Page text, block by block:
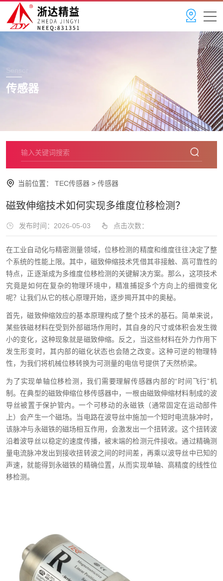
Sensor
传感器
当前位置： TEC传感器 > 传感器
磁致伸缩技术如何实现多维度位移检测？
发布时间：2026-05-03 点击次数：
在工业自动化与精密测量领域，位移检测的精度和维度往往决定了整
个系统的性能上限。其中，磁致伸缩技术凭借其非接触、高可靠性的
特点，正逐渐成为多维度位移检测的关键解决方案。那么，这项技术
究竟是如何在复杂的物理环境中，精准捕捉多个方向上的细微变化
呢？让我们从它的核心原理开始，逐步揭开其中的奥秘。
首先，磁致伸缩效应的基本原理构成了整个技术的基石。简单来说，
某些铁磁材料在受到外部磁场作用时，其自身的尺寸或体积会发生微
小的变化，这种现象就是磁致伸缩。反之，当这些材料在外力作用下
发生形变时，其内部的磁化状态也会随之改变。这种可逆的物理特
性，为我们将机械位移转换为可测量的电信号提供了天然桥梁。
为了实现单轴位移检测，我们需要理解传感器内部的“时间飞行”机
制。在典型的磁致伸缩位移传感器中，一根由磁致伸缩材料制成的波
导丝被置于保护管内。一个可移动的永磁铁（通常固定在运动部件
上）会产生一个磁场。当电路在波导丝中施加一个短时电流脉冲时，
该脉冲与永磁铁的磁场相互作用，会激发出一个扭转波。这个扭转波
沿着波导丝以稳定的速度传播，被末端的检测元件接收。通过精确测
量电流脉冲发出到接收扭转波之间的时间差，再乘以波导丝中已知的
声速，就能得到永磁铁的精确位置，从而实现单轴、高精度的线性位
移检测。